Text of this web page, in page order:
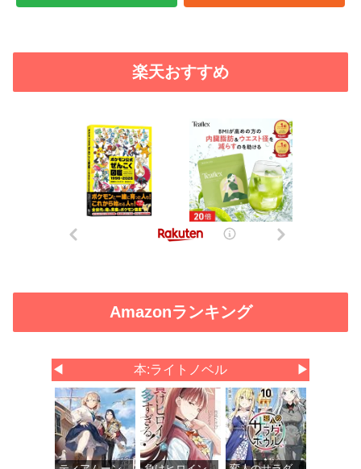
楽天おすすめ
Amazonランキング
◀ 本:ライトノベル ▶